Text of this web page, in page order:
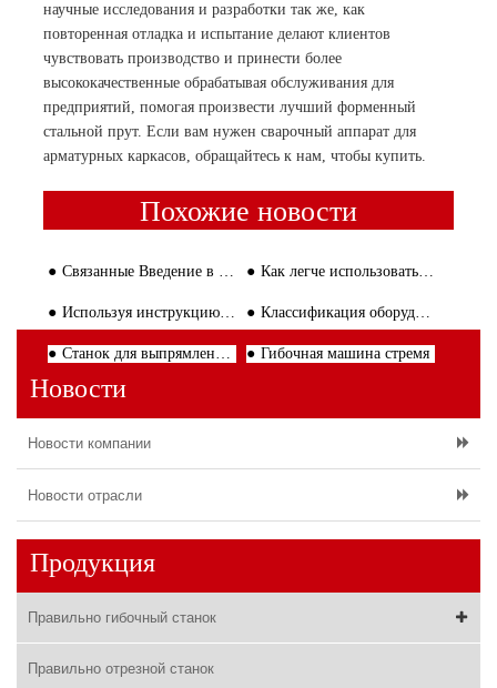
научные исследования и разработки так же, как
повторенная отладка и испытание делают клиентов
чувствовать производство и принести более
высококачественные обрабатывая обслуживания для
предприятий, помогая произвести лучший форменный
стальной прут. Если вам нужен сварочный аппарат для
арматурных каркасов, обращайтесь к нам, чтобы купить.
Похожие новости
Связанные Введение в оборудование для обработки арматуры Как легче использовать станок для резки арматуры
Используя инструкцию большой машины для выпрямления и резки проволоки Классификация оборудования для обработки арматуры
Станок для выпрямления стальных стержней следует избегать длительного бега на практике Гибочная машина стремя
Новости
Новости компании
Новости отрасли
Продукция
Правильно гибочный станок
Правильно отрезной станок